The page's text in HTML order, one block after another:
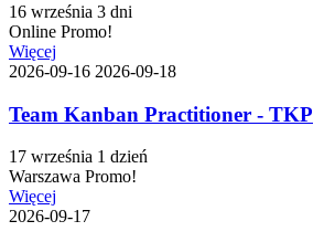
16 września 3 dni
Online Promo!
Więcej
2026-09-16 2026-09-18
Team Kanban Practitioner - TKP
17 września 1 dzień
Warszawa Promo!
Więcej
2026-09-17